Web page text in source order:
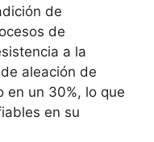
de
de
a la
aleación de
en un 30%, lo que
en su